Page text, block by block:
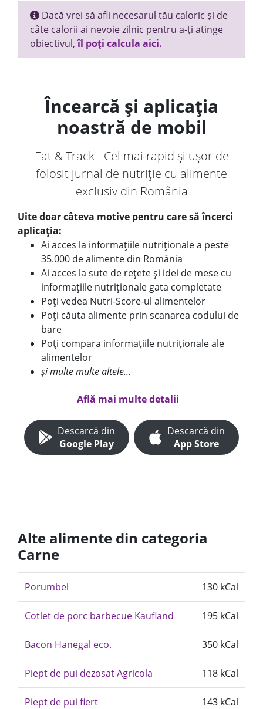
Dacă vrei să afli necesarul tău caloric și de
câte calorii ai nevoie zilnic pentru a-ți atinge
obiectivul,îl poți calcula aici.
Încearcă și aplicația
noastră de mobil
Eat & Track - Cel mai rapid și ușor de
folosit jurnal de nutriție cu alimente
exclusiv din România
Uite doar câteva motive pentru care să încerci
aplicația:
Ai acces la informațiile nutriționale a peste
35.000 de alimente din România
Ai acces la sute de rețete și idei de mese cu
informațiile nutriționale gata completate
Poți vedea Nutri-Score-ul alimentelor
Poți căuta alimente prin scanarea codului de
bare
Poți compara informațiile nutriționale ale
alimentelor
și multe multe altele...
Află mai multe detalii
Descarcă din
Google Play
Descarcă din
App Store
Alte alimente din categoria
Carne
Porumbel 130 kCal
Cotlet de porc barbecue Kaufland 195 kCal
Bacon Hanegal eco. 350 kCal
Piept de pui dezosat Agricola 118 kCal
Piept de pui fiert 143 kCal